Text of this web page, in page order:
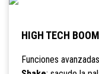
HIGH TECH BOOM
Funciones